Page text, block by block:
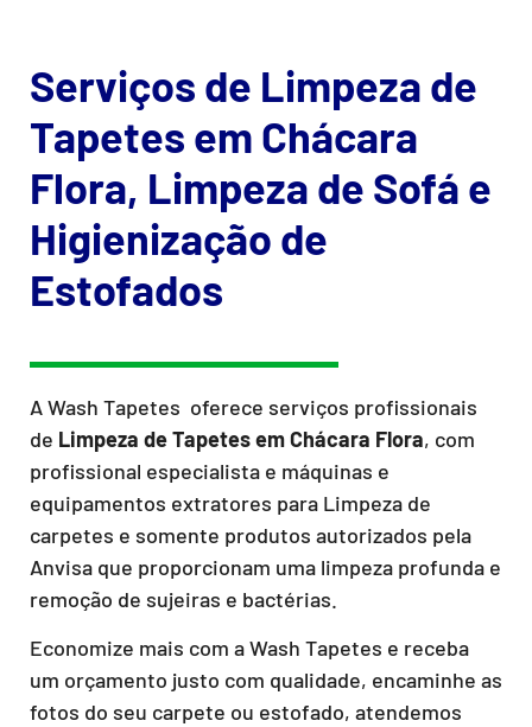
Serviços de Limpeza de
Tapetes em Chácara
Flora, Limpeza de Sofá e
Higienização de
Estofados
A Wash Tapetes oferece serviços profissionais
de Limpeza de Tapetesem Chácara Flora, com
profissional especialista e máquinas e
equipamentos extratores para Limpeza de
carpetes e somente produtos autorizados pela
Anvisa que proporcionam uma limpeza profunda e
remoção de sujeiras e bactérias.
Economize mais com a Wash Tapetes e receba
um orçamento justo com qualidade, encaminhe as
fotos do seu carpete ou estofado, atendemos